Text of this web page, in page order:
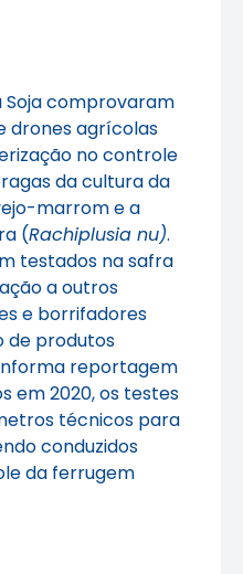
Soja comprovaram
drones agrícolas
no controle
da cultura da
marrom e a
(Rachiplusia nu).
testados na safra
a outros
e borrifadores
de produtos
reportagem
em 2020, os testes
técnicos para
conduzidos
da ferrugem